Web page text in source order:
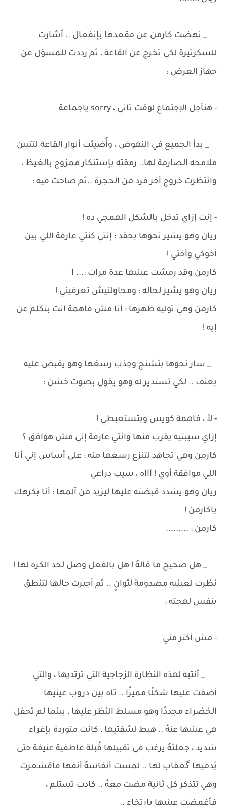
_ نهضت كارمن عن مقعدها بإنفعال .. أشارت
للسكرتيرة لكي تخرج عن القاعة ، ثم رددت للمسؤل عن
جهاز العرض :
- هنأجل الإجتماع لوقت تاني ، sorry ياجماعة
_ بدأ الجميع في النهوض ، وأُضيئت أنوار القاعة لتتبين
ملامحه الصارمة لها.. رمقته بإستنكار ممزوج بالغيظ ،
وانتظرت خروج أخر فرد من الحجرة ..ثم صاحت فيه :
- إنت إزاي تدخل بالشكل الهمجي ده !
ريان وهو يشير نحوها بحقد : إنتي كنتي عارفة اللي بين
أخوكي وأختي !
كارمن وقد رمشت عينيها عدة مرات :... آ
ريان وهو يشير لحاله : ومحاولتيش تعرفيني !
كارمن وهي توليه ظهرها : أنا مش فاهمة انت بتكلم عن
إيه !
_ سار نحوها بتشنج وجذب رسغها وهو يقبض عليه
بعنف .. لكي تستدير له وهو يقول بصوت خشن :
- لأ ، فاهمة كويس وبتستعبطي !
إزاي سيبتيه يقرب منها وانتي عارفة إني مش هوافق ؟
كارمن وهي تجاهد لتنزع رسغها منه : على أساس إني أنا
اللي موافقة أوي ! آآآه ، سيب دراعي
ريان وهو يشدد قبضته عليها ليزيد من آلمها : أنا بكرهك
ياكارمن !
كارمن : .........
_ هل صحيح ما قالهُ ! هل بالفعل وصل لحد الكره لها !
نظرت لعينيه مصدومة لثوانٍ .. ثم أجبرت حالها لتنطق
بنفس لهجته :
- مش أكتر مني
_ أنتبه لهذه النظارة الزجاجية التي ترتديها ، والتي
أضفت عليها شكلًا مميزًا .. تاه بين دروب عينيها
الخضراء مجددًا وهو مسلط النظر عليها ، بينما لم تجفل
هي عينيها عنهُ .. هبط لشفتيها ، كانت متوردة بإغراء
شديد ، جعلتهُ يرغب في تقبيلها قُبلة عاطفية عنيفة حتى
يُدميها گعقاب لها .. لمست أنفاسهُ أنفها فأقشعرت
وهي تتذكر كل ثانية مضت معهُ .. كادت تستلم ،